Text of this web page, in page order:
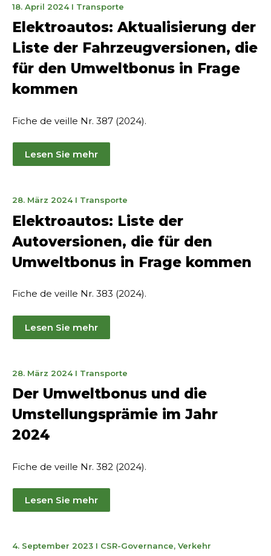
18. April 202419.
2024
I Transporte
Elektroautos: Aktualisierung der
Liste der Fahrzeugversionen, die
für den Umweltbonus in Frage
kommen
Fiche de veille Nr. 387 (2024).
Lesen Sie mehr
28. März 202430.
2024
I Transporte
Elektroautos: Liste der
Autoversionen, die für den
Umweltbonus in Frage kommen
Fiche de veille Nr. 383 (2024).
Lesen Sie mehr
28. März 202419.
April
2024
I Transporte
Der Umweltbonus und die
Umstellungsprämie im Jahr
2024
Fiche de veille Nr. 382 (2024).
Lesen Sie mehr
4. September 202311I CSR-Governance, Verkehr